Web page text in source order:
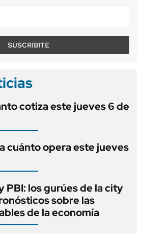
SUSCRIBITE
cotiza este jueves 6 de
cuánto opera este jueves
PBI: los gurúes de la city
sobre las
de la economía